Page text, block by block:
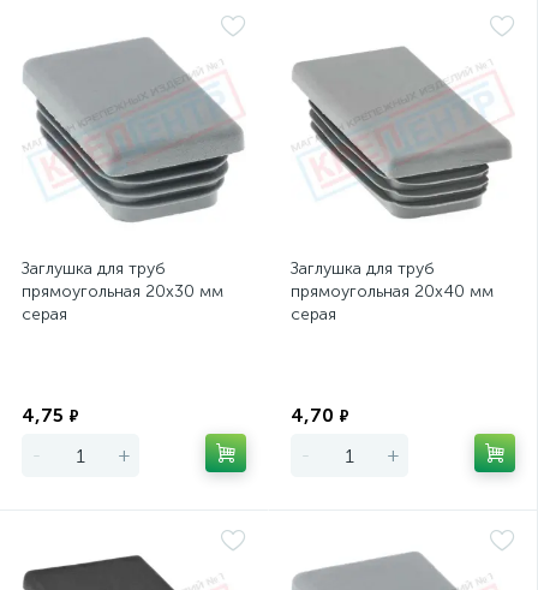
Заглушка для труб
прямоугольная 20х30 мм
серая
4,75 ₽
- +
Заглушка для труб
прямоугольная 20х40 мм
серая
4,70 ₽
- +